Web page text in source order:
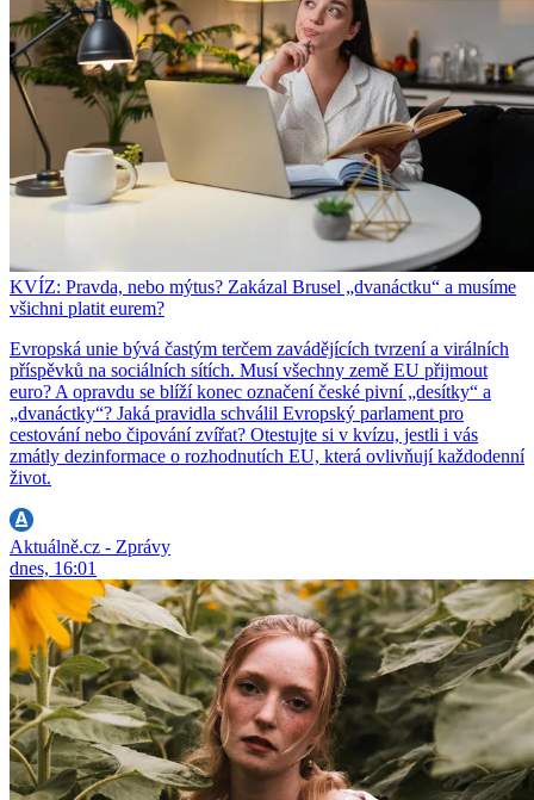
KVÍZ: Pravda, nebo mýtus? Zakázal Brusel „dvanáctku“ a musíme
všichni platit eurem?
Evropská unie bývá častým terčem zavádějících tvrzení a virálních
příspěvků na sociálních sítích. Musí všechny země EU přijmout
euro? A opravdu se blíží konec označení české pivní „desítky“ a
„dvanáctky“? Jaká pravidla schválil Evropský parlament pro
cestování nebo čipování zvířat? Otestujte si v kvízu, jestli i vás
zmátly dezinformace o rozhodnutích EU, která ovlivňují každodenní
život.
Aktuálně.cz - Zprávy
dnes, 16:01